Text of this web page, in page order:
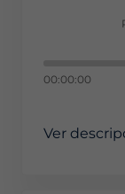
00:00:00
Ver